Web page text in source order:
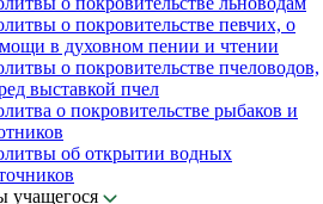
о покровительстве певчих, о
в духовном пении и чтении
о покровительстве пчеловодов,
выставкой пчел
о покровительстве рыбаков и
об открытии водных
учащегося